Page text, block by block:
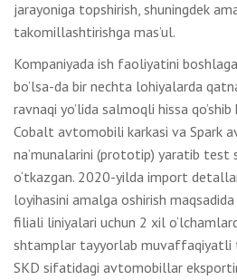
jarayoniga topshirish, shuningdek
takomillashtirishga mas’ul.
Kompaniyada ish faoliyatini
bo’lsa-da bir nechta lohiyalarda
ravnaqi yo’lida salmoqli hissa
Cobalt avtomobili karkasi va Spark
naʼmunalarini (prototip) yaratib
o‘tkazgan. 2020-yilda import
loyihasini amalga oshirish
filiali liniyalari uchun 2 xil
shtamplar tayyorlab muvaffaqiyatli
SKD sifatidagi avtomobillar